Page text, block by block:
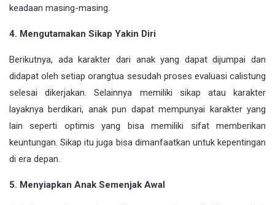
keadaan masing-masing.
4. Mengutamakan Sikap Yakin Diri
Berikutnya, ada karakter dari anak yang dapat dijumpai dan
didapat oleh setiap orangtua sesudah proses evaluasi calistung
selesai dikerjakan. Selainnya memiliki sikap atau karakter
layaknya berdikari, anak pun dapat mempunyai karakter yang
lain seperti optimis yang bisa memiliki sifat memberikan
keuntungan. Sikap itu juga bisa dimanfaatkan untuk kepentingan
di era depan.
5. Menyiapkan Anak Semenjak Awal